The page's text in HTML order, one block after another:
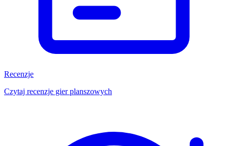
Recenzje
Czytaj recenzje gier planszowych